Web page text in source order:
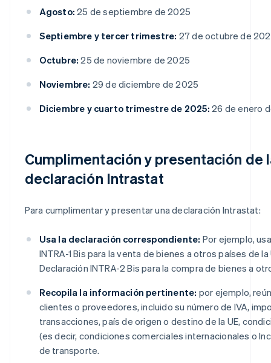
Agosto: 25 de septiembre de 2025
Septiembre y tercer trimestre: 27 de octubre de
Octubre: 25 de noviembre de 2025
Noviembre: 29 de diciembre de 2025
Diciembre y cuarto trimestre de 2025: 26 de enero
Cumplimentación y presentación de
declaración Intrastat
Para cumplimentar y presentar una declaración Intrastat:
Usa la declaración correspondiente: Por ejemplo,
INTRA-1 Bis para la venta de bienes a otros países de la
Declaración INTRA-2 Bis para la compra de bienes a
Recopila la información pertinente: por ejemplo,
clientes o proveedores, incluido su número de IVA,
transacciones, país de origen o destino de la UE,
(es decir, condiciones comerciales internacionales o
de transporte.